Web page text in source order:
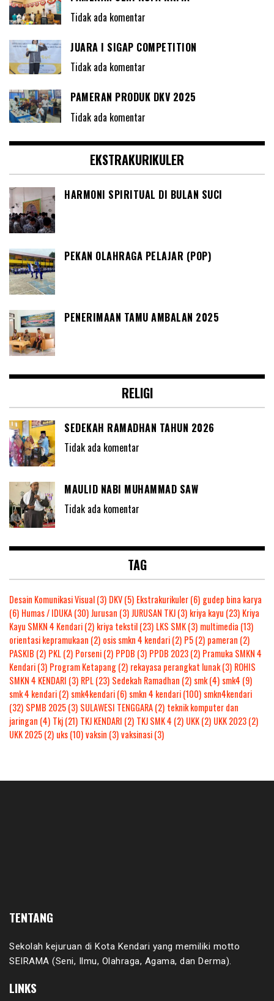
Tidak ada komentar
JUARA I SIGAP COMPETITION
Tidak ada komentar
PAMERAN PRODUK DKV 2025
Tidak ada komentar
EKSTRAKURIKULER
HARMONI SPIRITUAL DI BULAN SUCI
PEKAN OLAHRAGA PELAJAR (POP)
PENERIMAAN TAMU AMBALAN 2025
RELIGI
SEDEKAH RAMADHAN TAHUN 2026
Tidak ada komentar
MAULID NABI MUHAMMAD SAW
Tidak ada komentar
TAG
Desain Komunikasi Visual(3) DKV(5) Ekstrakurikuler(6) gudep bina karya
(6) Humas / IDUKA(30)Jurusan (3)JURUSAN TKJ(3) kriya kayu (23) Kriya
Kayu SMKN 4 Kendari(2) kriya tekstil(23) LKS SMK(3) multimedia (13)
orientasi kepramukaan (2) osis smkn 4 kendari(2) P5(2) pameran (2)
PASKIB (2) PKL(2) Porseni(2) PPDB (3) PPDB 2023(2) Pramuka SMKN 4
Kendari(3) Program Ketapang(2) rekayasa perangkat lunak(3) ROHIS
SMKN 4 KENDARI (3) RPL(23) Sedekah Ramadhan (2) smk(4) smk4 (9)
smk 4 kendari(2) smk4kendari(6) smkn 4 kendari(100) smkn4kendari
(32) SPMB 2025(3) SULAWESI TENGGARA(2) teknik komputer dan
jaringan (4) Tkj(21) TKJ KENDARI (2) TKJ SMK 4 (2) UKK(2) UKK 2023(2)
UKK 2025(2) uks(10)vaksin (3)vaksinasi(3)
TENTANG
Sekolah kejuruan di Kota Kendari yang memiliki motto
SEIRAMA (Seni, Ilmu, Olahraga, Agama, dan Derma).
LINKS